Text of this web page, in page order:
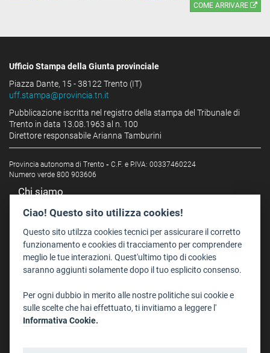
COME ARRIVARE
Ufficio Stampa della Giunta provinciale
Piazza Dante, 15 - 38122 Trento (IT)
uff.stampa@provincia.tn.it
Pubblicazione iscritta nel registro della stampa del Tribunale di
Trento in data 13.08.1963 al n. 100
Direttore responsabile Arianna Tamburini
Provincia autonoma di Trento - C.F. e P.IVA: 00337460224
Numero verde 800 903606
Chi siamo
Redazione
Staff
Format - Centro Audiovisivi
Trentino Film Commission
Dove Siamo
Struttura di riferimento
Ciao! Questo sito utilizza cookies!
Questo sito utilzza cookies tecnici per assicurare il corretto
funzionamento e cookies di tracciamento per comprendere
meglio le tue interazioni. Quest'ultimo tipo di cookies
saranno aggiunti solamente dopo il tuo esplicito consenso.
Per ogni dubbio in merito alle nostre politiche sui cookie e
sulle scelte che hai effettuato, ti invitiamo a leggere l'
Informativa Cookie.